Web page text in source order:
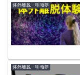
体外離脱・明晰夢
体外離脱・明晰夢